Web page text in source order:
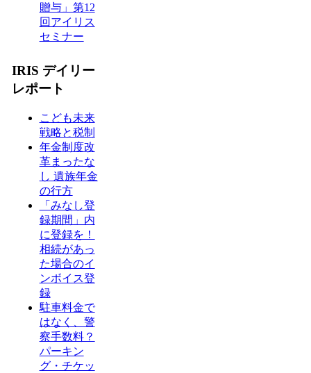
贈与」第12
回アイリス
セミナー
IRIS デイリー
レポート
こども未来
戦略と税制
年金制度改
革まったな
し 遺族年金
の行方
「みなし登
録期間」内
に登録を！
相続があっ
た場合のイ
ンボイス登
録
駐車料金で
はなく、警
察手数料？
パーキン
グ・チケッ